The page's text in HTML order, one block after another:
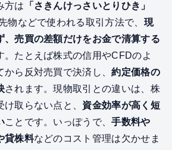
方は 「さきんけっさいとりひき」
物などで使われる取引方法で、 現
、売買の差額だけをお金で清算する
。たとえば株式の信用やCFDのよ
から反対売買で決済し、約定価格の
されます。現物取引との違いは、株
取らない点と、 資金効率が高く短
ことです。いっぽうで、手数料や
貸株料などのコスト管理は欠かせま